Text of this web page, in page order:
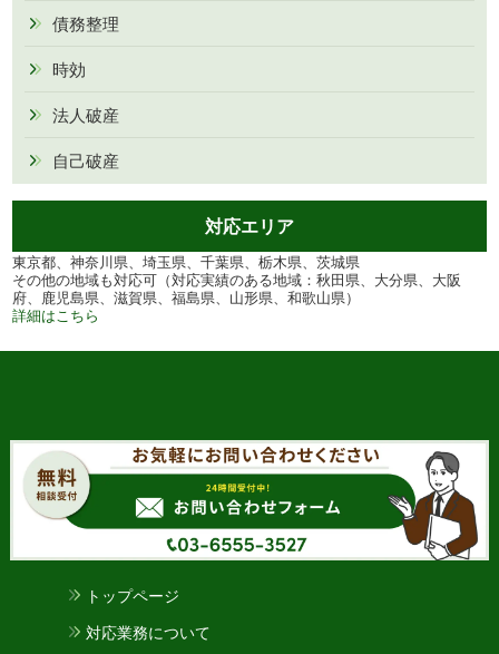
債務整理
時効
法人破産
自己破産
対応エリア
東京都、神奈川県、埼玉県、千葉県、栃木県、茨城県
その他の地域も対応可（対応実績のある地域：秋田県、大分県、大阪
府、鹿児島県、滋賀県、福島県、山形県、和歌山県）
詳細はこちら
トップページ
対応業務について